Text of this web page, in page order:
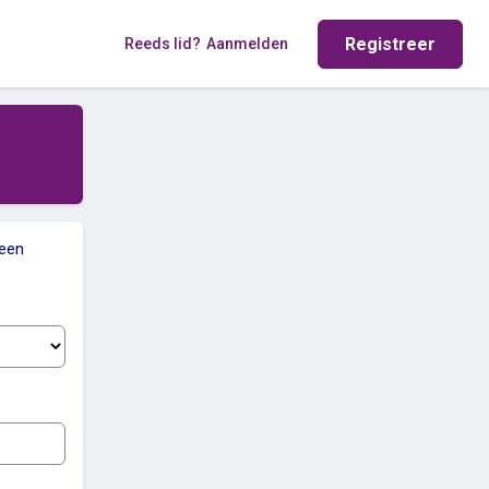
Reeds lid? Aanmelden Registreer